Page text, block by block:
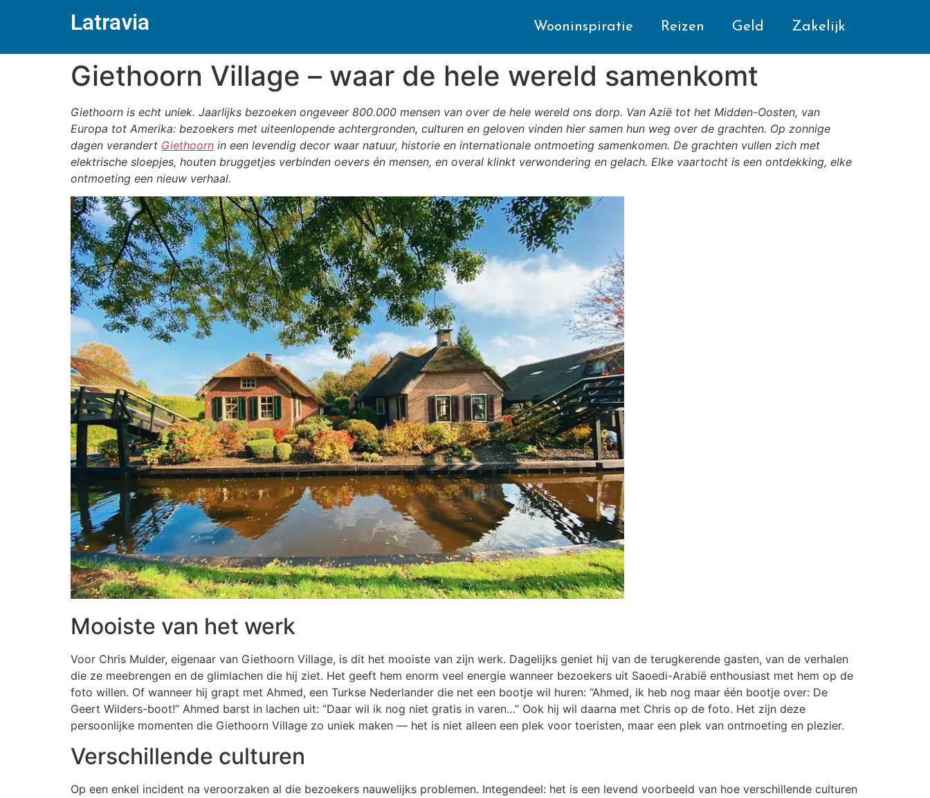
Latravia Wooninspiratie Reizen Geld Zakelijk
Giethoorn Village – waar de hele wereld samenkomt
Giethoorn is echt uniek. Jaarlijks bezoeken ongeveer 800.000 mensen van over de hele wereld ons dorp. Van Azië tot het Midden-Oosten, van
Europa tot Amerika: bezoekers met uiteenlopende achtergronden, culturen en geloven vinden hier samen hun weg over de grachten. Op zonnige
dagen verandert Giethoorn in een levendig decor waar natuur, historie en internationale ontmoeting samenkomen. De grachten vullen zich met
elektrische sloepjes, houten bruggetjes verbinden oevers én mensen, en overal klinkt verwondering en gelach. Elke vaartocht is een ontdekking, elke
ontmoeting een nieuw verhaal.
Mooiste van het werk
Voor Chris Mulder, eigenaar van Giethoorn Village, is dit het mooiste van zijn werk. Dagelijks geniet hij van de terugkerende gasten, van de verhalen
die ze meebrengen en de glimlachen die hij ziet. Het geeft hem enorm veel energie wanneer bezoekers uit Saoedi-Arabië enthousiast met hem op de
foto willen. Of wanneer hij grapt met Ahmed, een Turkse Nederlander die net een bootje wil huren: “Ahmed, ik heb nog maar één bootje over: De
Geert Wilders-boot!” Ahmed barst in lachen uit: “Daar wil ik nog niet gratis in varen…” Ook hij wil daarna met Chris op de foto. Het zijn deze
persoonlijke momenten die Giethoorn Village zo uniek maken — het is niet alleen een plek voor toeristen, maar een plek van ontmoeting en plezier.
Verschillende culturen
Op een enkel incident na veroorzaken al die bezoekers nauwelijks problemen. Integendeel: het is een levend voorbeeld van hoe verschillende culturen